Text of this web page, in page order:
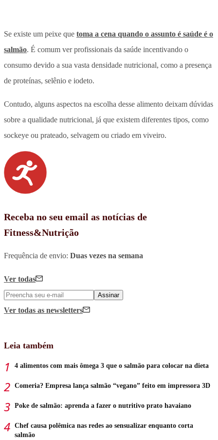
Se existe um peixe que toma a cena quando o assunto é saúde é o
salmão. É comum ver profissionais da saúde incentivando o
consumo devido a sua vasta densidade nutricional, como a presença
de proteínas, selênio e iodeto.
Contudo, alguns aspectos na escolha desse alimento deixam dúvidas
sobre a qualidade nutricional, já que existem diferentes tipos, como
sockeye ou prateado, selvagem ou criado em viveiro.
Receba no seu email as notícias de
Fitness&Nutrição
Frequência de envio: Duas vezes na semana
Ver todas
Assinar
Ver todas as newsletters
Leia também
4 alimentos com mais ômega 3 que o salmão para colocar na dieta
Comeria? Empresa lança salmão “vegano” feito em impressora 3D
Poke de salmão: aprenda a fazer o nutritivo prato havaiano
Chef causa polêmica nas redes ao sensualizar enquanto corta
salmão